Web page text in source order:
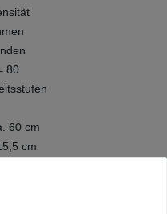
= 80
60 cm
15,5 cm